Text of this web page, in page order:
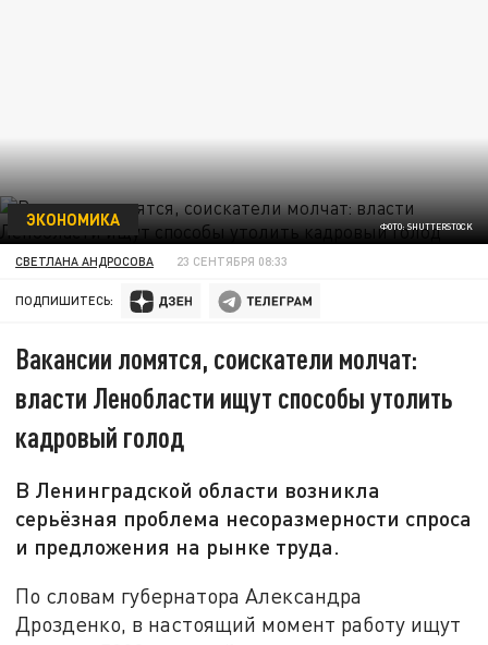
ФОТО: SHUTTERSTOCK
ЭКОНОМИКА
СВЕТЛАНА АНДРОСОВА 23 СЕНТЯБРЯ 08:33
ПОДПИШИТЕСЬ:
Вакансии ломятся, соискатели молчат:
власти Ленобласти ищут способы утолить
кадровый голод
В Ленинградской области возникла
серьёзная проблема несоразмерности спроса
и предложения на рынке труда.
По словам губернатора Александра
Дрозденко, в настоящий момент работу ищут